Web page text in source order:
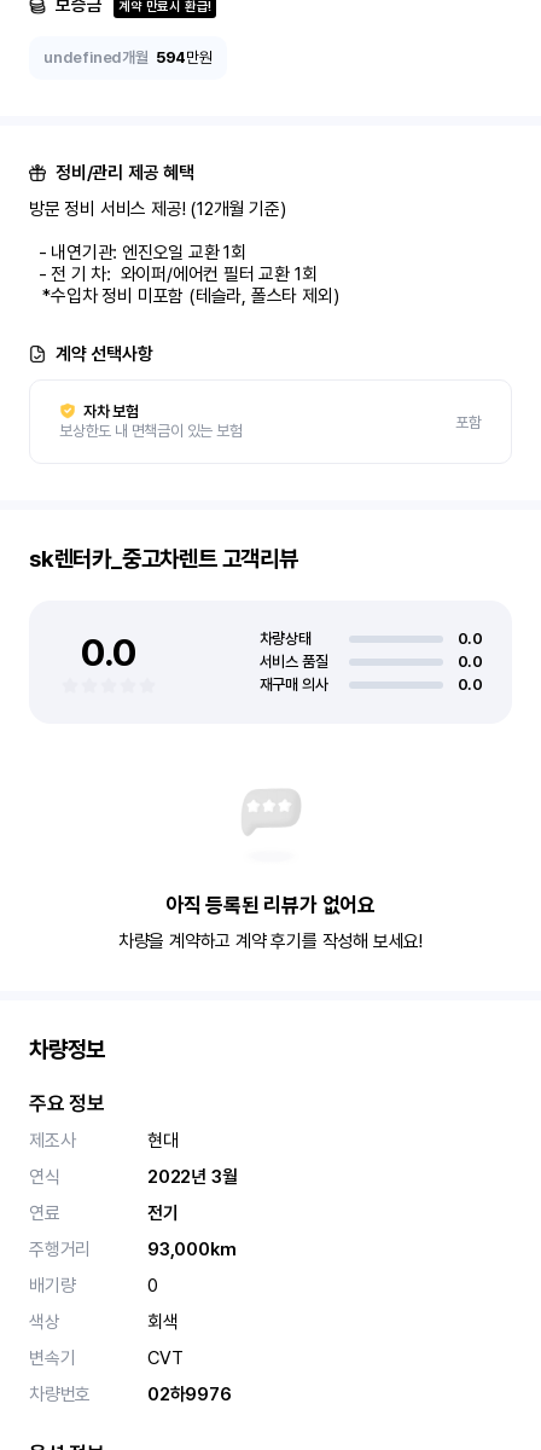
보증금 계약 만료시 환급!
undefined개월 594만원
정비/관리 제공 혜택
방문 정비 서비스 제공! (12개월 기준)
   *수입차 정비 미포함 (테슬라, 폴스타 제외)
계약 선택사항
자차 보험
보상한도 내 면책금이 있는 보험
포함
sk렌터카_중고차렌트고객리뷰
0.0 차량상태
0.0
서비스 품질
0.0
재구매 의사
0.0
아직 등록된 리뷰가 없어요
차량을 계약하고 계약 후기를 작성해 보세요!
차량정보
주요 정보
제조사
현대
연식
2022년 3월
연료
전기
주행거리
93,000km
배기량
0
색상
회색
변속기
CVT
차량번호
02하9976